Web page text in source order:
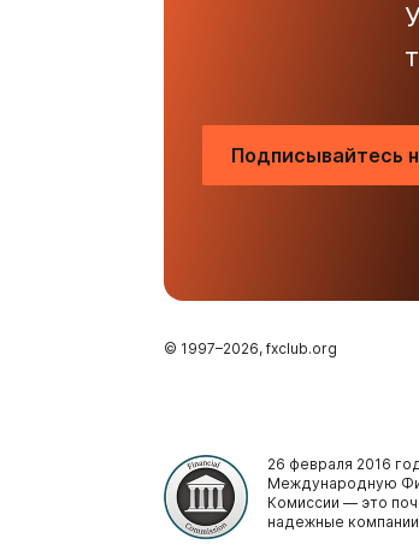
Подписывайтесь
© 1997–2026, fxclub.org
26 февраля 2016
Международную
Комиссии — это
надежные